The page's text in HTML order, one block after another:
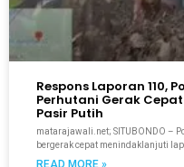
Respons Laporan 110,
Perhutani Gerak
Pasir Putih
matarajawali.net; SITUBONDO –
bergerak cepat menindaklanjuti
READ MORE »